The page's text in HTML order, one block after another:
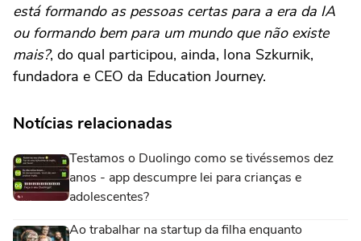
está formando as pessoas certas para a era da IA
ou formando bem para um mundo que não existe
mais?, do qual participou, ainda, Iona Szkurnik,
fundadora e CEO da Education Journey.
Notícias relacionadas
Testamos o Duolingo como se tivéssemos dez
anos - app descumpre lei para crianças e
adolescentes?
Ao trabalhar na startup da filha enquanto